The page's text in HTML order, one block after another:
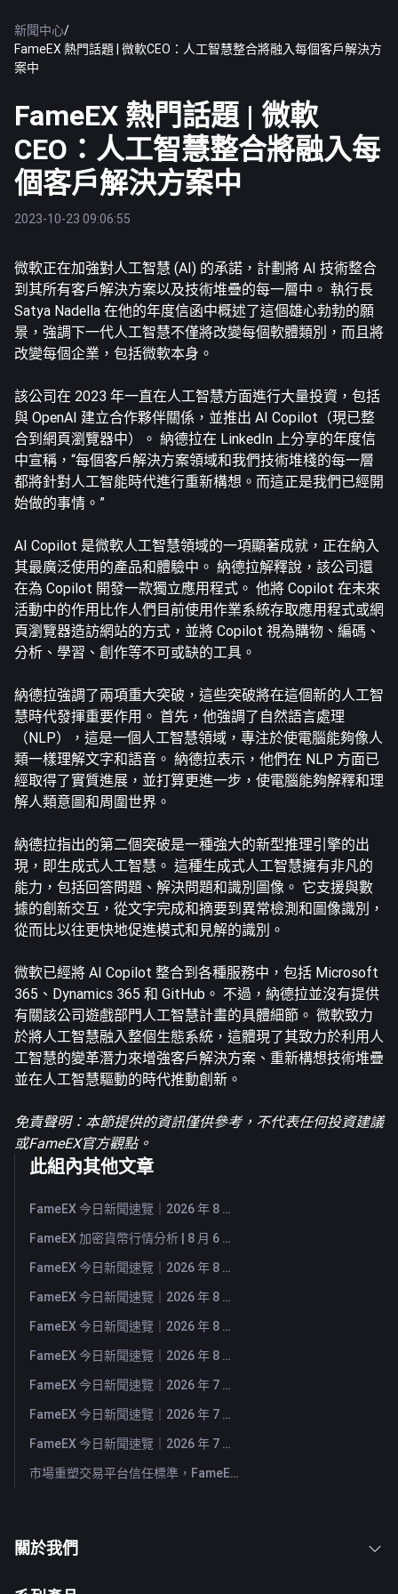
新聞中心/
FameEX 熱門話題 | 微軟CEO：人工智慧整合將融入每個客戶解決方
案中
FameEX 熱門話題 | 微軟
CEO：人工智慧整合將融入每
個客戶解決方案中
2023-10-23 09:06:55
微軟正在加強對人工智慧 (AI) 的承諾，計劃將 AI 技術整合
到其所有客戶解決方案以及技術堆疊的每一層中。 執行長
Satya Nadella 在他的年度信函中概述了這個雄心勃勃的願
景，強調下一代人工智慧不僅將改變每個軟體類別，而且將
改變每個企業，包括微軟本身。
該公司在 2023 年一直在人工智慧方面進行大量投資，包括
與 OpenAI 建立合作夥伴關係，並推出 AI Copilot（現已整
合到網頁瀏覽器中）。 納德拉在 LinkedIn 上分享的年度信
中宣稱，“每個客戶解決方案領域和我們技術堆棧的每一層
都將針對人工智能時代進行重新構想。而這正是我們已經開
始做的事情。”
AI Copilot 是微軟人工智慧領域的一項顯著成就，正在納入
其最廣泛使用的產品和體驗中。 納德拉解釋說，該公司還
在為 Copilot 開發一款獨立應用程式。 他將 Copilot 在未來
活動中的作用比作人們目前使用作業系統存取應用程式或網
頁瀏覽器造訪網站的方式，並將 Copilot 視為購物、編碼、
分析、學習、創作等不可或缺的工具。
納德拉強調了兩項重大突破，這些突破將在這個新的人工智
慧時代發揮重要作用。 首先，他強調了自然語言處理
（NLP），這是一個人工智慧領域，專注於使電腦能夠像人
類一樣理解文字和語音。 納德拉表示，他們在 NLP 方面已
經取得了實質進展，並打算更進一步，使電腦能夠解釋和理
解人類意圖和周圍世界。
納德拉指出的第二個突破是一種強大的新型推理引擎的出
現，即生成式人工智慧。 這種生成式人工智慧擁有非凡的
能力，包括回答問題、解決問題和識別圖像。 它支援與數
據的創新交互，從文字完成和摘要到異常檢測和圖像識別，
從而比以往更快地促進模式和見解的識別。
微軟已經將 AI Copilot 整合到各種服務中，包括 Microsoft
365、Dynamics 365 和 GitHub。 不過，納德拉並沒有提供
有關該公司遊戲部門人工智慧計畫的具體細節。 微軟致力
於將人工智慧融入整個生態系統，這體現了其致力於利用人
工智慧的變革潛力來增強客戶解決方案、重新構想技術堆疊
並在人工智慧驅動的時代推動創新。
免責聲明：本節提供的資訊僅供參考，不代表任何投資建議
或FameEX官方觀點。
此組內其他文章
FameEX 今日新聞速覽｜2026 年 8 月 7 日
FameEX 加密貨幣行情分析 | 8 月 6 日, 2026
FameEX 今日新聞速覽｜2026 年 8 月 6 日
FameEX 今日新聞速覽｜2026 年 8 月 5 日
FameEX 今日新聞速覽｜2026 年 8 月 4 日
FameEX 今日新聞速覽｜2026 年 8 月 3 日
FameEX 今日新聞速覽｜2026 年 7 月 31 日
FameEX 今日新聞速覽｜2026 年 7 月 30 日
FameEX 今日新聞速覽｜2026 年 7 月 29 日
市場重塑交易平台信任標準，FameEX 以八年穩健營運持續服務全球用戶
關於我們